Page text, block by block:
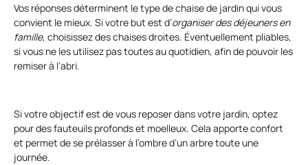
Vos réponses déterminent le type de chaise de jardin qui vous
convient le mieux. Si votre but est d’organiser des déjeuners en
famille, choisissez des chaises droites. Éventuellement pliables,
si vous ne les utilisez pas toutes au quotidien, afin de pouvoir les
remiser à l’abri.
Si votre objectif est de vous reposer dans votre jardin, optez
pour des fauteuils profonds et moelleux. Cela apporte confort
et permet de se prélasser à l’ombre d’un arbre toute une
journée.